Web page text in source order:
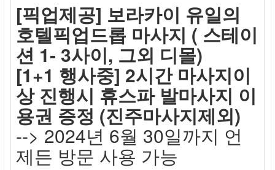
[픽업제공] 보라카이 유일의
호텔픽업드롭 마사지 ( 스테이
션 1- 3사이, 그외 디몰)
[1+1 행사중] 2시간 마사지이
상 진행시 휴스파 발마사지 이
용권 증정 (진주마사지제외)
--> 2024년 6월 30일까지 언
제든 방문 사용 가능